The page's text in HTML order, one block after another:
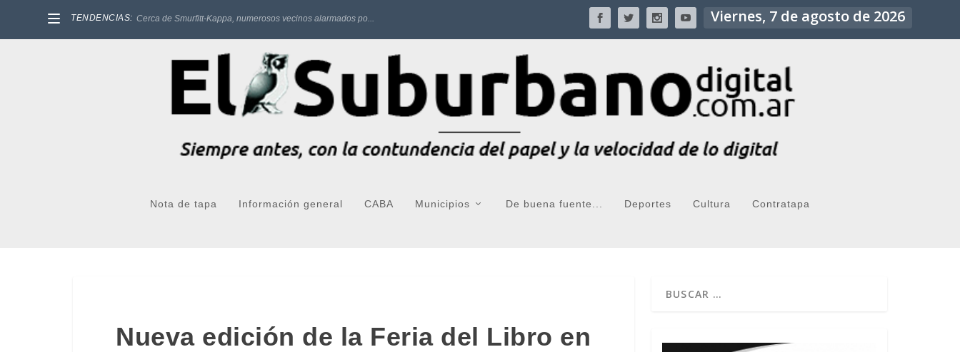
TENDENCIAS: Cerca de Smurfitt-Kappa, numerosos vecinos alarmados po... Viernes, 7 de agosto de 2026
Nota de tapa Información general CABA Municipios De buena fuente... Deportes Cultura Contratapa
Nueva edición de la Feria del Libro en